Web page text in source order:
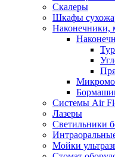
Скалеры
Шкафы
Наконечники,
Системы Air
Лазеры
Светильники
Мойки